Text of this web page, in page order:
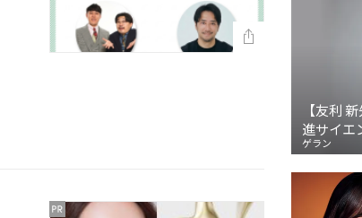
【友利
進サイエ
ゲラン